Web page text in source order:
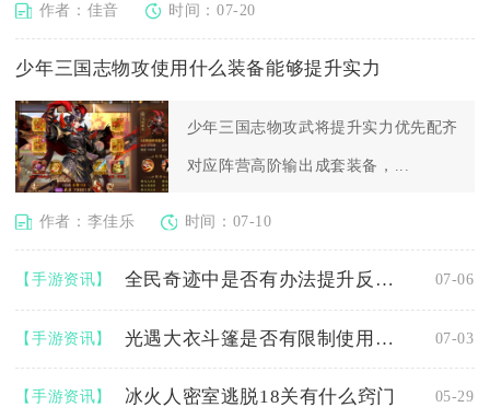
作者：佳音 时间：07-20
少年三国志物攻使用什么装备能够提升实力
少年三国志物攻武将提升实力优先配齐
对应阵营高阶输出成套装备，...
作者：李佳乐 时间：07-10
【手游资讯】 全民奇迹中是否有办法提升反伤害的效果 07-06
【手游资讯】 光遇大衣斗篷是否有限制使用次数 07-03
【手游资讯】 冰火人密室逃脱18关有什么窍门 05-29